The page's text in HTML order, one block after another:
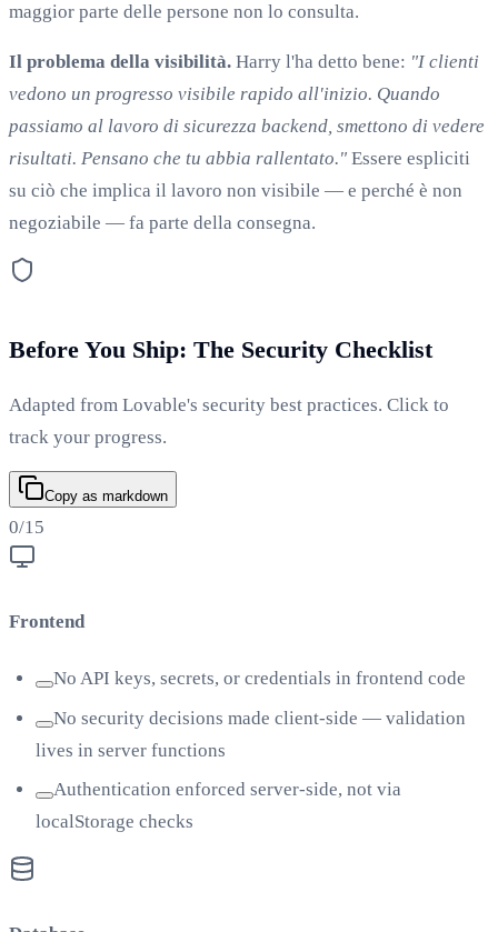
maggior parte delle persone non lo consulta.
Il problema della visibilità. Harry l'ha detto bene: "I clienti
vedono un progresso visibile rapido all'inizio. Quando
passiamo al lavoro di sicurezza backend, smettono di vedere
risultati. Pensano che tu abbia rallentato." Essere espliciti
su ciò che implica il lavoro non visibile — e perché è non
negoziabile — fa parte della consegna.
Before You Ship: The Security Checklist
Adapted from Lovable's security best practices. Click to
track your progress.
Copy as markdown
0/15
Frontend
No API keys, secrets, or credentials in frontend code
No security decisions made client-side — validation
lives in server functions
Authentication enforced server-side, not via
localStorage checks